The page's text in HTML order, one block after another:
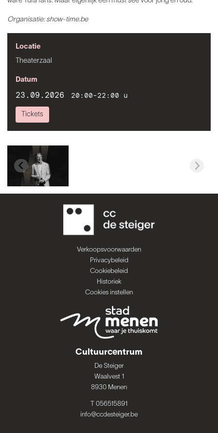
Organisatie: show-time.be
Locatie
Theaterzaal
Datum
23.09.2026 20:00-22:00 u
Tickets
Verkoopsvoorwaarden
Privacybeleid
Cookiebeleid
Historiek
Cookies instellen
Cultuurcentrum
De Steiger
Waalvest 1
8930 Menen
T 056515891
info@ccdesteiger.be